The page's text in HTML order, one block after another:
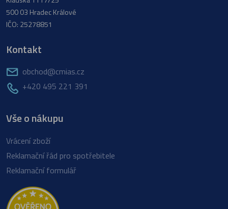
500 03 Hradec Králové
IČO: 25278851
Kontakt
obchod@cmias.cz
+420 495 221 391
Vše o nákupu
Vrácení zboží
Reklamační řád pro spotřebitele
Reklamační formulář